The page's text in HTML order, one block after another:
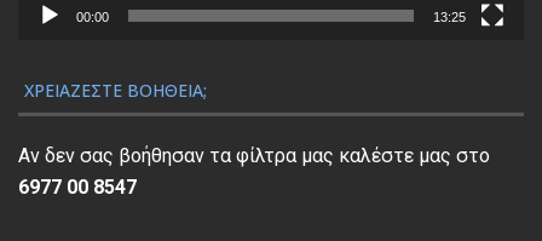
ν
α
π
α
00:00 13:25
ΧΡΕΙΆΖΕΣΤΕ ΒΟΉΘΕΙΑ;
Αν δεν σας βοήθησαν τα φίλτρα μας καλέστε μας στο
6977 00 8547